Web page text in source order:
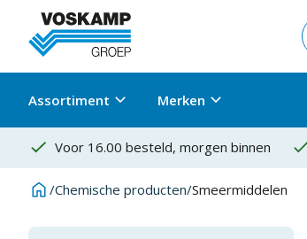
Assortiment Merken
Voor 16.00 besteld, morgen binnen
/Chemische producten/Smeermiddelen